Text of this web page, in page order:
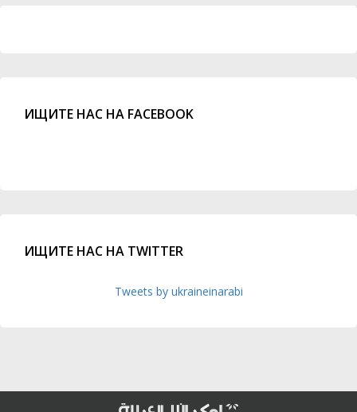
ИЩИТЕ НАС НА FACEBOOK
ИЩИТЕ НАС НА TWITTER
Tweets by ukraineinarabi